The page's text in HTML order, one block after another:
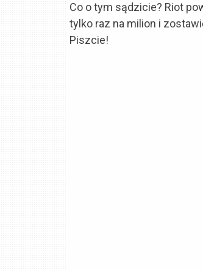
Co o tym sądzicie? Riot
tylko raz na milion i
Piszcie!